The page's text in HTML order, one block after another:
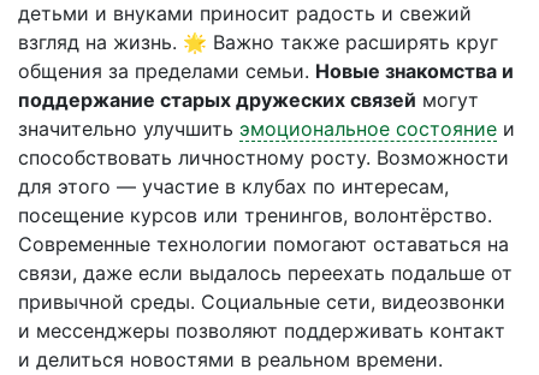
детьми и внуками приносит радость и свежий
взгляд на жизнь. 🌟 Важно также расширять круг
общения за пределами семьи. Новые знакомства и
поддержание старых дружеских связей могут
значительно улучшить эмоциональное состояние и
способствовать личностному росту. Возможности
для этого — участие в клубах по интересам,
посещение курсов или тренингов, волонтёрство.
Современные технологии помогают оставаться на
связи, даже если выдалось переехать подальше от
привычной среды. Социальные сети, видеозвонки
и мессенджеры позволяют поддерживать контакт
и делиться новостями в реальном времени.